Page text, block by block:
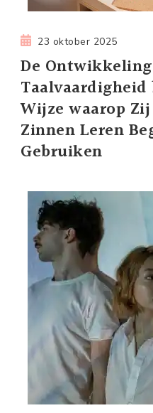
23 oktober 2025
De
Wijze waarop
Zinnen Leren
Gebruiken